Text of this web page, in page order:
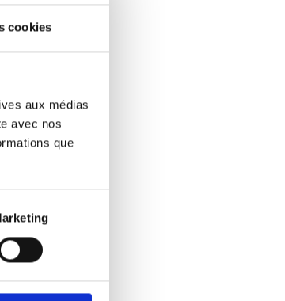
cookies
aux médias
avec nos
que